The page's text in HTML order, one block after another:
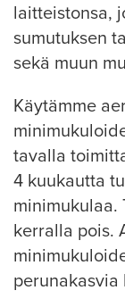
laitteistonsa,
sumutuksen
sekä muun
Käytämme
tavalla
4 kuukautta
minimukulaa.
kerralla pois.
perunakasvia